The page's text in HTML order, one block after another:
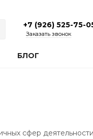
+7 (926) 525-75-
Заказать звонок
БЛОГ
сфер